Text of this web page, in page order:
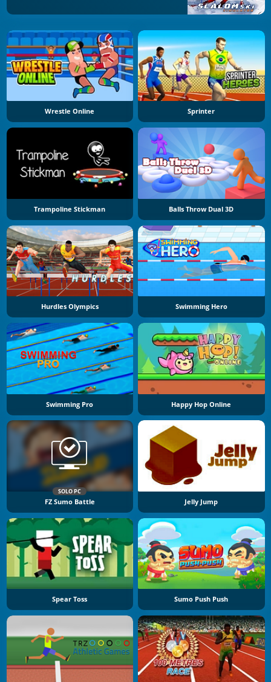
Wrestle Online Sprinter
Trampoline Stickman Balls Throw Dual 3D
Hurdles Olympics Swimming Hero
Swimming Pro Happy Hop Online
SOLO PC
FZ Sumo Battle Jelly Jump
Spear Toss Sumo Push Push